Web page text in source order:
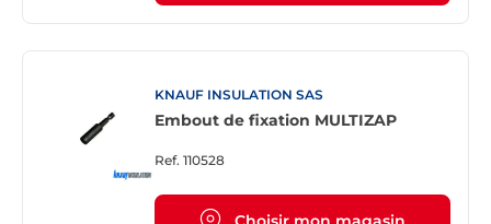
KNAUF INSULATION SAS
Embout de fixation MULTIZAP
Ref. 110528